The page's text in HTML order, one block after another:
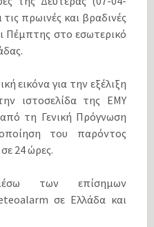
πρωινές και βραδινές
Πέμπτης στο εσωτερικό
εικόνα για την εξέλιξη
ιστοσελίδα της ΕΜΥ
τη Γενική Πρόγνωση
του παρόντος
24 ώρες.
των επίσημων
σε Ελλάδα και